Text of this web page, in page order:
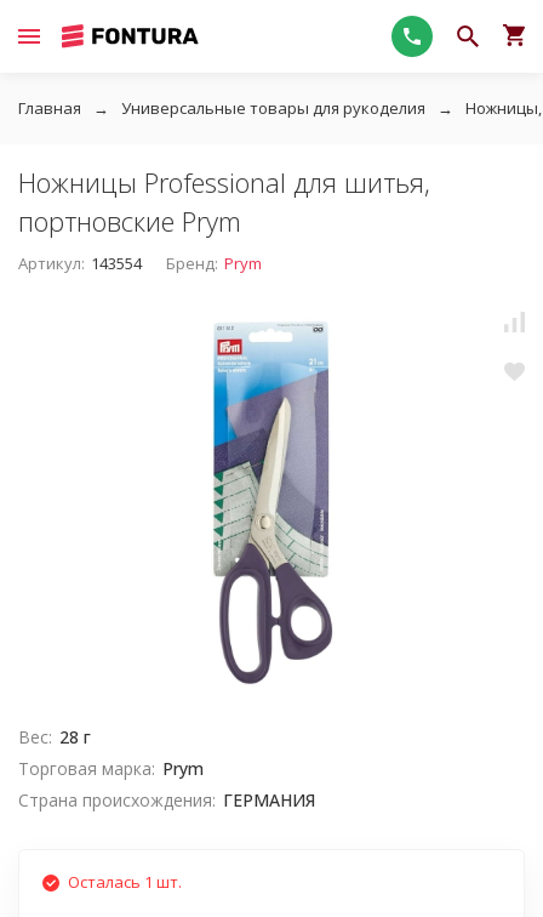
Главная Универсальные товары для рукоделия
Ножницы Professional для шитья,
портновские Prym
Артикул: 143554 Бренд: Prym
Вес: 28 г
Торговая марка: Prym
Страна происхождения: ГЕРМАНИЯ
Осталась 1 шт.